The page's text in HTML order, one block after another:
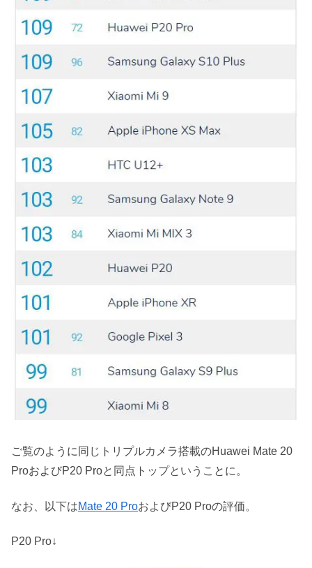
ご覧のように同じトリプルカメラ搭載のHuawei Mate 20
ProおよびP20 Proと同点トップということに。
なお、以下はMate 20 ProおよびP20 Proの評価。
P20 Pro↓